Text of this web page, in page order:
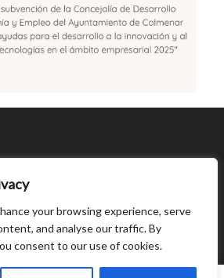
your browsing experience, serve
and analyse our traffic. By
consent to our use of cookies.